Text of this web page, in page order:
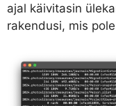
ajal käivitasin
rakendusi, mis